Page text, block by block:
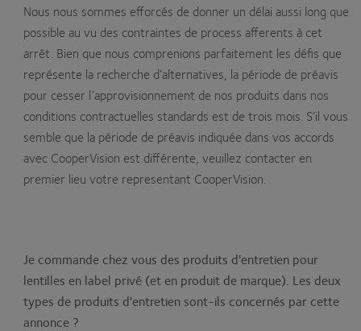
Nous nous sommes efforcés de donner un délai aussi long que
possible au vu des contraintes de process afferents à cet
arrêt. Bien que nous comprenions parfaitement les défis que
représente la recherche d’alternatives, la période de préavis
pour cesser l’approvisionnement de nos produits dans nos
conditions contractuelles standards est de trois mois. S’il vous
semble que la période de préavis indiquée dans vos accords
avec CooperVision est différente, veuillez contacter en
premier lieu votre representant CooperVision.
Je commande chez vous des produits d'entretien pour
lentilles en label privé (et en produit de marque). Les deux
types de produits d'entretien sont-ils concernés par cette
annonce ?